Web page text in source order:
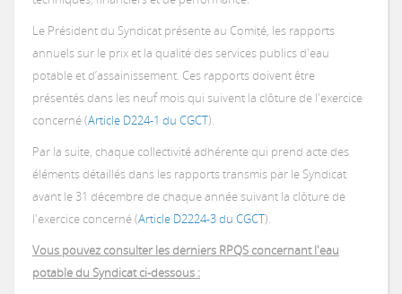
Année 2017
Année 2018
Année 2019
Année 2021
Schéma Directeur d'Alimentation en Eau Potable (SDAEP) 2019-2022
Votre facture d'eau
Prix de l'eau potable
Calcul de la consommation
Difficultés Financières De Paiement
Votre facture d'assainissement collectif
Prix de l'assainissement collectif
Programme 2020
Programme 2021
Programme 2022
Programme 2024
Astaillac
Programme 2020
Programme 2021
Programme 2023
Beaulieu-sur-Dordogne
Programme 2020
Programme 2022
Bilhac
Programme 2020
Programme 2020
Altillac
Programme 2020
Programme 2021
Programme 2023
Astaillac
Programme 2020
Programme 2022
Beaulieu-sur-Dordogne
Programme 2023
Programme 2022
Chenailler-Mascheix
Vous rencontrez des difficultés financières
Démarches en ligne
Demande de raccordement au réseau public d'assainissement
Demande de raccordement en eau potable
Demande d'ouverture de contrat d'abonnement
Demande de dégrèvement
Les bons gestes
Le Président du Syndicat présente au Comité, les rapports
annuels sur le prix et la qualité des services publics d'eau
potable et d’assainissement. Ces rapports doivent être
présentés dans les neuf mois qui suivent la clôture de l'exercice
concerné (Article D224-1 du CGCT).
Par la suite, chaque collectivité adhérente qui prend acte des
éléments détaillés dans les rapports transmis par le Syndicat
avant le 31 décembre de chaque année suivant la clôture de
l'exercice concerné (Article D2224-3 du CGCT).
Vous pouvez consulter les derniers RPQS concernant l'eau
potable du Syndicat ci-dessous :